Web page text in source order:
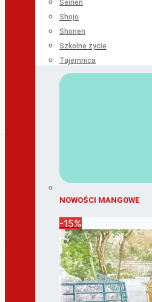
Seinen
Shojo
Shonen
Szkolne życie
Tajemnica
NOWOŚCI MANGOWE
-15%